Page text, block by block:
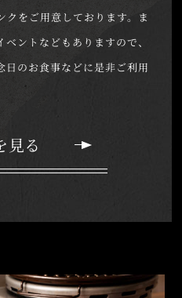
クをご用意しております。ま
ントなどもありますので、
日のお食事などに是非ご利用
見る